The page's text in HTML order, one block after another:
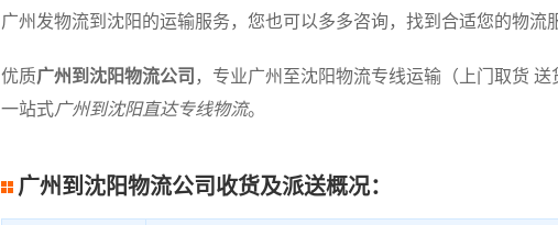
广州发物流到沈阳的运输服务，您也可以多多咨询，找到合适您的物流
优质广州到沈阳物流公司 ，专业广州至沈阳物流专线运输（上门取货
一站式广州到沈阳直达专线物流。
广州到沈阳物流公司收货及派送概况：